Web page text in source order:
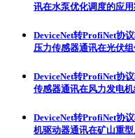
讯在水泵优化调度的应用
DeviceNet转ProfiNet协
压力传感器通讯在光伏
DeviceNet转ProfiNet协
传感器通讯在风力发电
DeviceNet转ProfiNet协
机驱动器通讯在矿山重